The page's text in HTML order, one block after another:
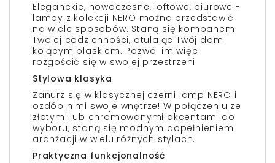
Eleganckie, nowoczesne, loftowe, biurowe -
lampy z kolekcji NERO można przedstawić
na wiele sposobów. Staną się kompanem
Twojej codzienności, otulając Twój dom
kojącym blaskiem. Pozwól im więc
rozgościć się w swojej przestrzeni.
Stylowa klasyka
Zanurz się w klasycznej czerni lamp NERO i
ozdób nimi swoje wnętrze! W połączeniu ze
złotymi lub chromowanymi akcentami do
wyboru, staną się modnym dopełnieniem
aranżacji w wielu różnych stylach.
Praktyczna funkcjonalność